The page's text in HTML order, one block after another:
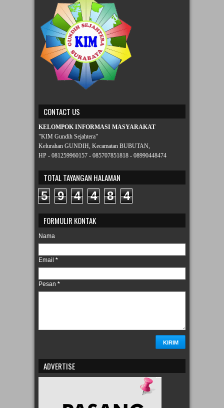
CONTACT US
KELOMPOK INFORMASI MASYARAKAT
"KIM Gundih Sejahtera"
Kelurahan GUNDIH, Kecamatan BUBUTAN,
HP - 081259960157 - 085707851818 - 08990448474
TOTAL TAYANGAN HALAMAN
5 9 4 4 8 4
FORMULIR KONTAK
Nama
Email *
Pesan *
ADVERTISE